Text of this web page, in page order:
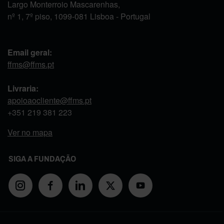
Largo Monterroio Mascarenhas,
nº 1, 7º piso, 1099-081 Lisboa - Portugal
Email geral:
ffms@ffms.pt
Livraria:
apoioaocliente@ffms.pt
+351 219 381 223
Ver no mapa
SIGA A FUNDAÇÃO